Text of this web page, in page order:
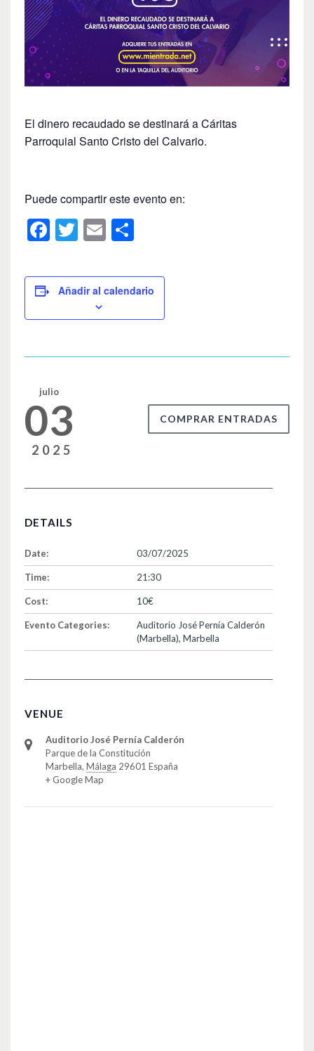
El dinero recaudado se destinará a Cáritas
Parroquial Santo Cristo del Calvario.
Puede compartir este evento en:
F
c
e
b
o
k
T
tt
er
E
ailm
p
ar
Añadir al calendario
julio
03
2025
COMPRAR ENTRADAS
DETAILS
Date: 03/07/2025
Time: 21:30
Cost: 10€
Evento Categories:
Auditorio José Pernía Calderón
(Marbella), Marbella
VENUE
Auditorio José Pernía Calderón
Parque de la Constitución
Marbella, Málaga 29601 España
+ Google Map